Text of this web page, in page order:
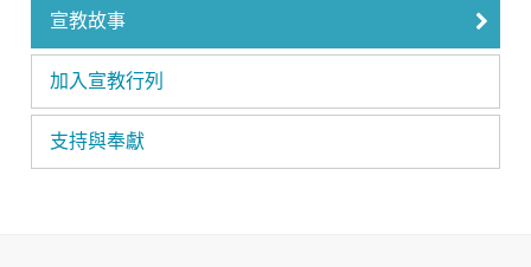
宣教故事
加入宣教行列
支持與奉獻